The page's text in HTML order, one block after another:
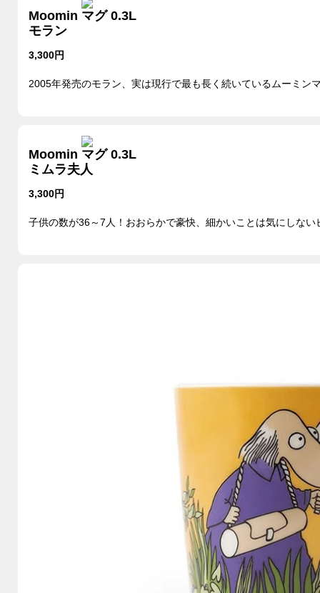
Moomin マグ 0.3L
モラン
3,300円
2005年発売のモラン、実は現行で最も長く続いているムーミン
Moomin マグ 0.3L
ミムラ夫人
3,300円
子供の数が36～7人！おおらかで豪快、細かいことは気にしない